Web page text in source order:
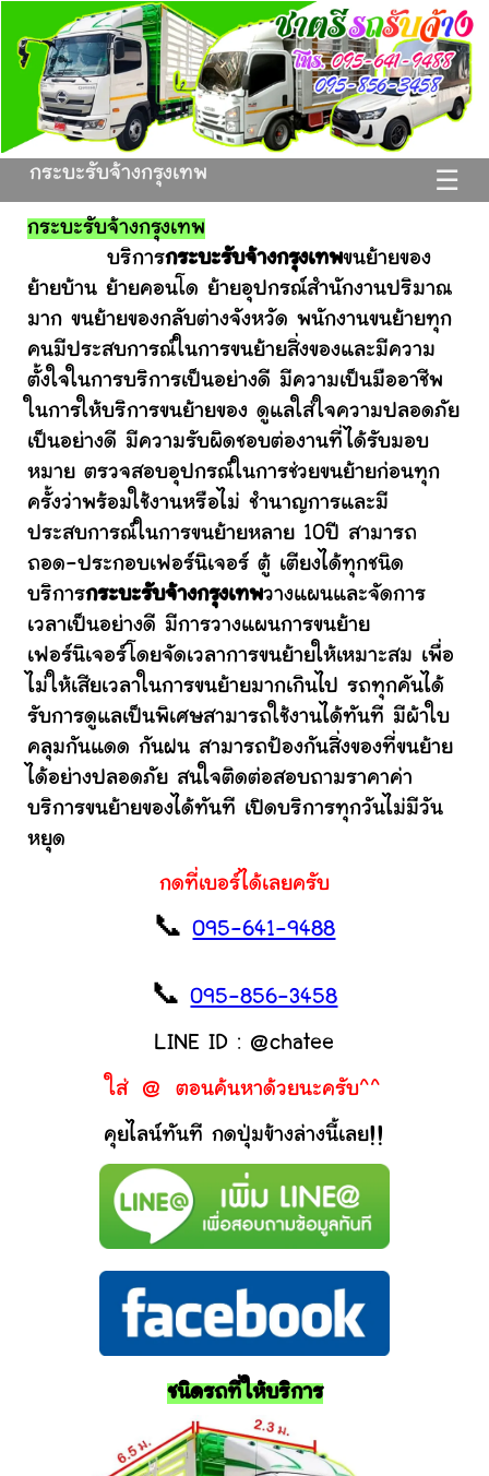
☰
กระบะรับจ้างกรุงเทพ
กระบะรับจ้างกรุงเทพ
บริการกระบะรับจ้างกรุงเทพขนย้ายของ
ย้ายบ้าน ย้ายคอนโด ย้ายอุปกรณ์สำนักงานปริมาณ
มาก ขนย้ายของกลับต่างจังหวัด พนักงานขนย้ายทุก
คนมีประสบการณ์ในการขนย้ายสิ่งของและมีความ
ตั้งใจในการบริการเป็นอย่างดี มีความเป็นมืออาชีพ
ในการให้บริการขนย้ายของ ดูแลใส่ใจความปลอดภัย
เป็นอย่างดี มีความรับผิดชอบต่องานที่ได้รับมอบ
หมาย ตรวจสอบอุปกรณ์ในการช่วยขนย้ายก่อนทุก
ครั้งว่าพร้อมใช้งานหรือไม่ ชำนาญการและมี
ประสบการณ์ในการขนย้ายหลาย 10ปี สามารถ
ถอด-ประกอบเฟอร์นิเจอร์ ตู้ เตียงได้ทุกชนิด
บริการกระบะรับจ้างกรุงเทพวางแผนและจัดการ
เวลาเป็นอย่างดี มีการวางแผนการขนย้าย
เฟอร์นิเจอร์โดยจัดเวลาการขนย้ายให้เหมาะสม เพื่อ
ไม่ให้เสียเวลาในการขนย้ายมากเกินไป รถทุกคันได้
รับการดูแลเป็นพิเศษสามารถใช้งานได้ทันที มีผ้าใบ
คลุมกันแดด กันฝน สามารถป้องกันสิ่งของที่ขนย้าย
ได้อย่างปลอดภัย สนใจติดต่อสอบถามราคาค่า
บริการขนย้ายของได้ทันที เปิดบริการทุกวันไม่มีวัน
หยุด
กดที่เบอร์ได้เลยครับ
📞095-641-9488
📞095-856-3458
LINE ID : @chatee
ใส่ @ ตอนค้นหาด้วยนะครับ^^
คุยไลน์ทันที กดปุ่มข้างล่างนี้เลย!!
ชนิดรถที่ให้บริการ